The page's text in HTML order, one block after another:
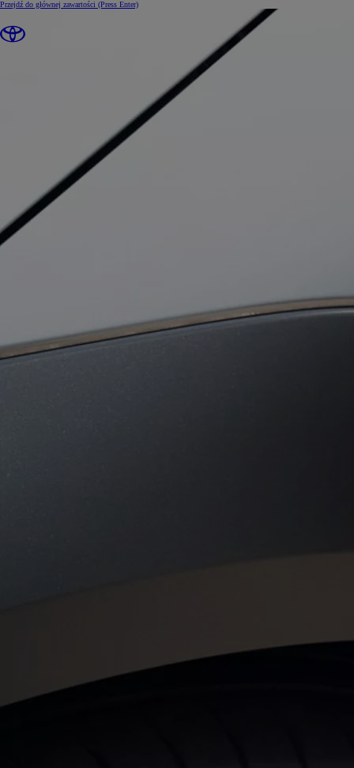
Przejdź do głównej zawartości (Press Enter)